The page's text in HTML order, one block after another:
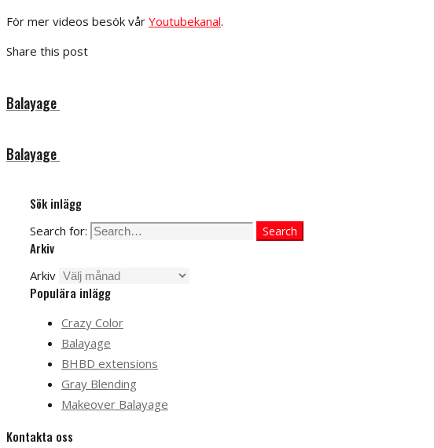
För mer videos besök vår Youtubekanal.
Share this post
Balayage
Balayage
Sök inlägg
Search for: Search
Arkiv
Arkiv
Populära inlägg
Crazy Color
Balayage
BHBD extensions
Gray Blending
Makeover Balayage
Kontakta oss